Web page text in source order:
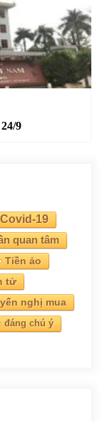
9
Covid-19
quan tâm
Tiền ảo
tử
nghị mua
đáng chú ý